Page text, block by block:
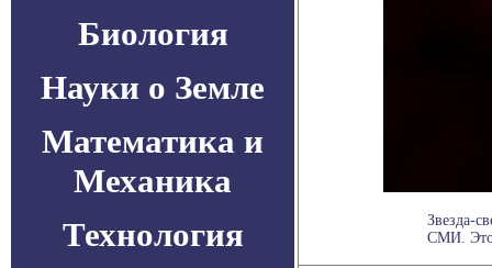
Биология
Науки о Земле
Математика и
Механика
Технология
Звезда-
СМИ.